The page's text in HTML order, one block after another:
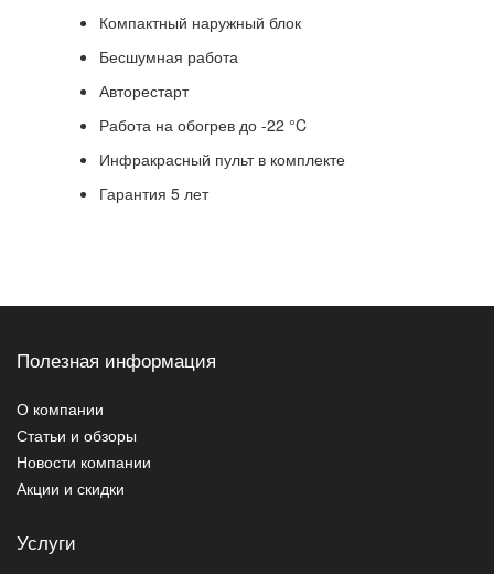
Компактный наружный блок
Бесшумная работа
Авторестарт
Работа на обогрев до -22 °C
Инфракрасный пульт в комплекте
Гарантия 5 лет
Полезная информация
О компании
Статьи и обзоры
Новости компании
Акции и скидки
Услуги